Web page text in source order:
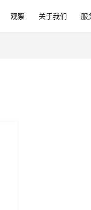
观察 关于我们 服